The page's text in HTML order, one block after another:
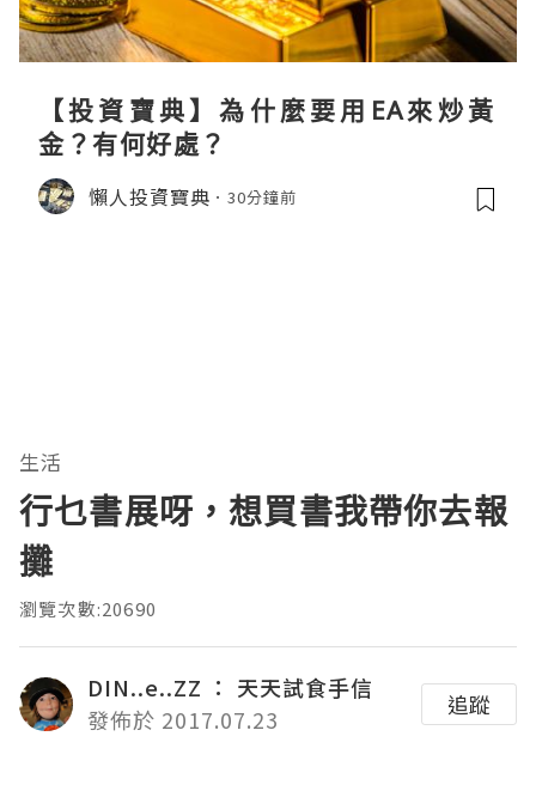
【投資寶典】為什麼要用EA來炒黃
金？有何好處？
懶人投資寶典 30分鐘前
生活
行乜書展呀，想買書我帶你去報
攤
瀏覽次數:20690
DIN..e..ZZ ： 天天試食手信
發佈於 2017.07.23
追蹤